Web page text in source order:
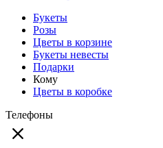
Букеты
Розы
Цветы в корзине
Букеты невесты
Подарки
Кому
Цветы в коробке
Телефоны